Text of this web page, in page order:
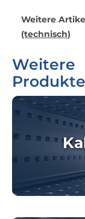
Weitere
(technisch)
Weitere